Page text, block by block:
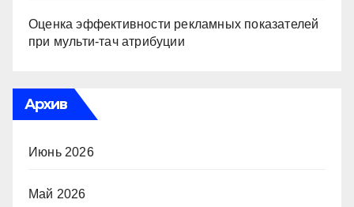
Оценка эффективности рекламных показателей
при мульти-тач атрибуции
Архив
Июнь 2026
Май 2026